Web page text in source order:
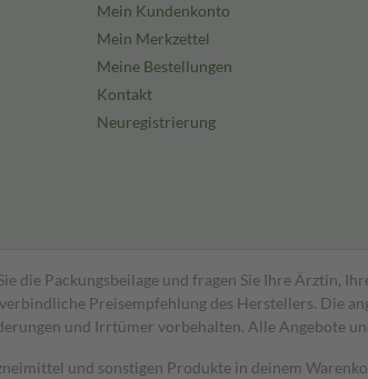
Mein Kundenkonto
Mein Merkzettel
Meine Bestellungen
Kontakt
Neuregistrierung
die Packungsbeilage und fragen Sie Ihre
Preisempfehlung des Herstellers. Die
und Irrtümer vorbehalten. Alle Angebote
und sonstigen Produkte in deinem